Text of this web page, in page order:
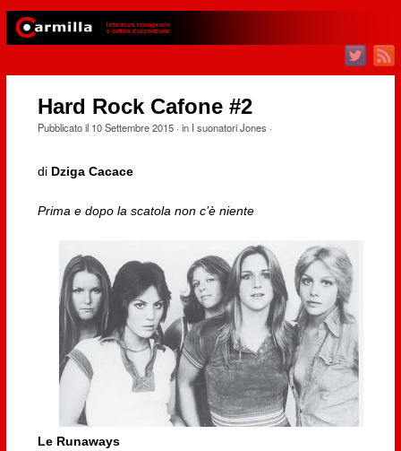
Hard Rock Cafone #2
Pubblicato il 10 Settembre 2015· in I suonatori Jones ·
di Dziga Cacace
Prima e dopo la scatola non c’è niente
Le Runaways